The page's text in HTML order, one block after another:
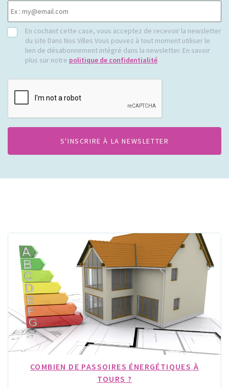
RGPDEn cochant cette case, vous acceptez de recevoir la newsletter
du site Dans Nos Villes Vous pouvez à tout moment utiliser le
lien de désabonnement intégré dans la newsletter. En savoir
plus sur notre politique de confidentialité.
COMBIEN DE PASSOIRES ÉNERGÉTIQUES À
TOURS ?